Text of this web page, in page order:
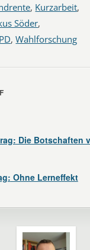
, Kurzarbeit,
Söder,
,Wahlforschung
Die Botschaften
Ohne Lerneffekt